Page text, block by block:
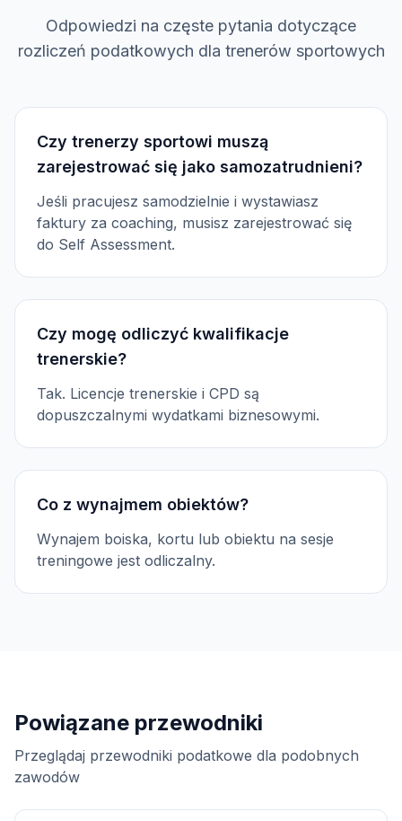
Odpowiedzi na częste pytania dotyczące
rozliczeń podatkowych dla trenerów sportowych
Czy trenerzy sportowi muszą
zarejestrować się jako samozatrudnieni?
Jeśli pracujesz samodzielnie i wystawiasz
faktury za coaching, musisz zarejestrować się
do Self Assessment.
Czy mogę odliczyć kwalifikacje
trenerskie?
Tak. Licencje trenerskie i CPD są
dopuszczalnymi wydatkami biznesowymi.
Co z wynajmem obiektów?
Wynajem boiska, kortu lub obiektu na sesje
treningowe jest odliczalny.
Powiązane przewodniki
Przeglądaj przewodniki podatkowe dla podobnych
zawodów